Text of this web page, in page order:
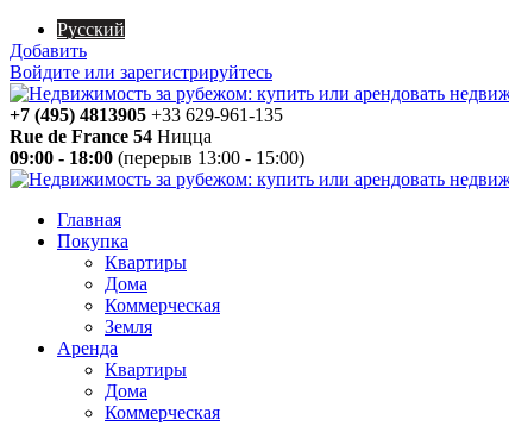
Русский
Добавить
Войдите или зарегистрируйтесь
+7 (495) 4813905 +33 629-961-135
Rue de France 54 Ницца
09:00 - 18:00 (перерыв 13:00 - 15:00)
Главная
Покупка
Квартиры
Дома
Коммерческая
Земля
Аренда
Квартиры
Дома
Коммерческая